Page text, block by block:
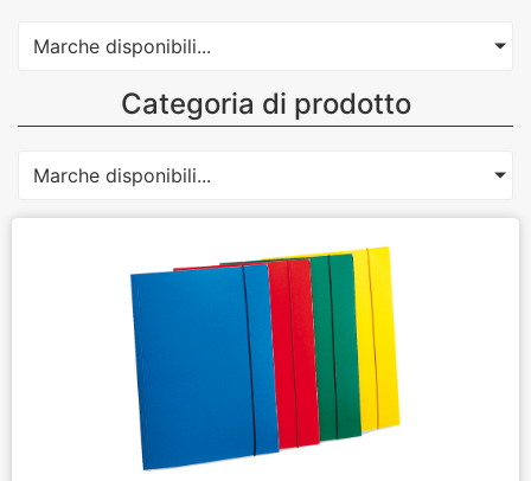
Marche disponibili...
Categoria di prodotto
Marche disponibili...